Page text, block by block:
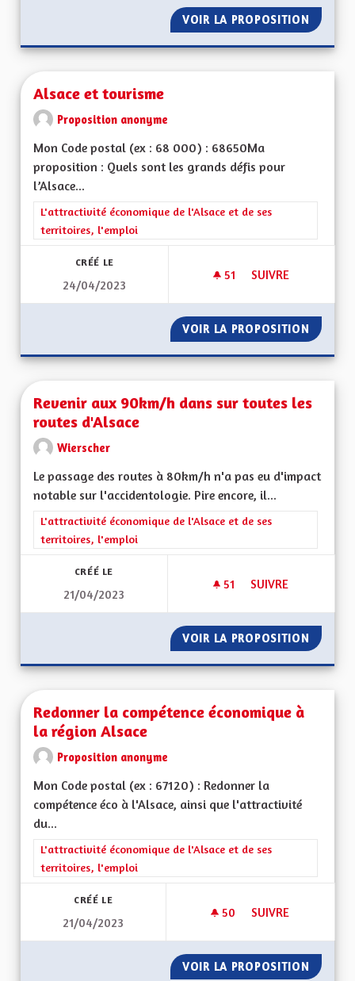
VOIR LA PROPOSITION
Alsace et tourisme
Proposition anonyme
Mon Code postal (ex : 68 000) : 68650Ma
proposition : Quels sont les grands défis pour
l’Alsace...
Filtrer les résultats de la catégorie : L'attractivité
L'attractivité économique de l'Alsace et de ses
territoires, l'emploi
CRÉÉ LE
24/04/2023
51 51 ABONNÉS
SUIVRE
VOIR LA PROPOSITION
Revenir aux 90km/h dans sur toutes les
routes d'Alsace
Wierscher
Le passage des routes à 80km/h n'a pas eu d'impact
notable sur l'accidentologie. Pire encore, il...
Filtrer les résultats de la catégorie : L'attractivité
L'attractivité économique de l'Alsace et de ses
territoires, l'emploi
CRÉÉ LE
21/04/2023
51 51 ABONNÉS
SUIVRE
VOIR LA PROPOSITION
Redonner la compétence économique à
la région Alsace
Proposition anonyme
Mon Code postal (ex : 67120) : Redonner la
compétence éco à l'Alsace, ainsi que l'attractivité
du...
Filtrer les résultats de la catégorie : L'attractivité
L'attractivité économique de l'Alsace et de ses
territoires, l'emploi
CRÉÉ LE
21/04/2023
50 50 ABONNÉS
SUIVRE
VOIR LA PROPOSITION